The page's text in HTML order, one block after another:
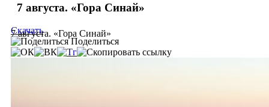
7 августа. «Гора Синай»
7 августа. «Гора Синай»
Скачать
Поделиться